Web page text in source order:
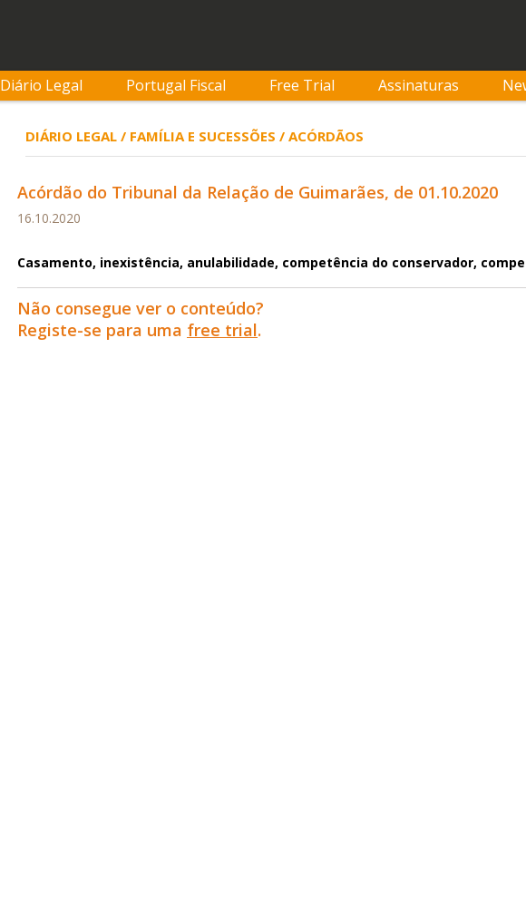
Diário Legal Portugal Fiscal Free Trial Assinaturas
DIÁRIO LEGAL / FAMÍLIA E SUCESSÕES / ACÓRDÃOS
Acórdão do Tribunal da Relação de Guimarães, de 01.10.2020
16.10.2020
Casamento, inexistência, anulabilidade, competência do conservador,
Não consegue ver o conteúdo?
Registe-se para uma free trial.